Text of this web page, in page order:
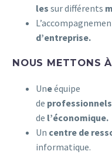
les sur différents
d’entreprise.
NOUS METTONS
Uneéquipe
de professionnels
de l’économique.
Un centre de
informatique.